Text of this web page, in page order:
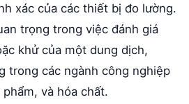
xác của các thiết bị đo lường.
trọng trong việc đánh giá
khử của một dung dịch,
trong các ngành công nghiệp
và hóa chất.